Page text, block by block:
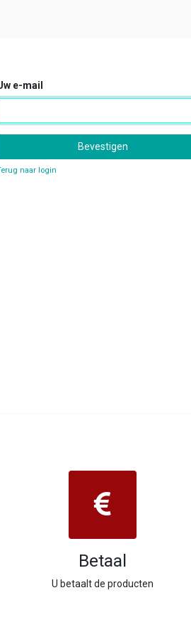
e-mail
Bevestigen
naar login
Betaal
U betaalt de producten